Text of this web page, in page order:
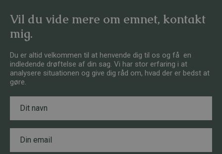
Vil du vide mere om emnet, kontakt
mig.
Du er altid velkommen til at henvende dig til os og få en
indledende drøftelse af din sag. Vi har stor erfaring i at
analysere situationen og give dig råd om, hvad der er bedst at
gøre.
l
e
v
n
a